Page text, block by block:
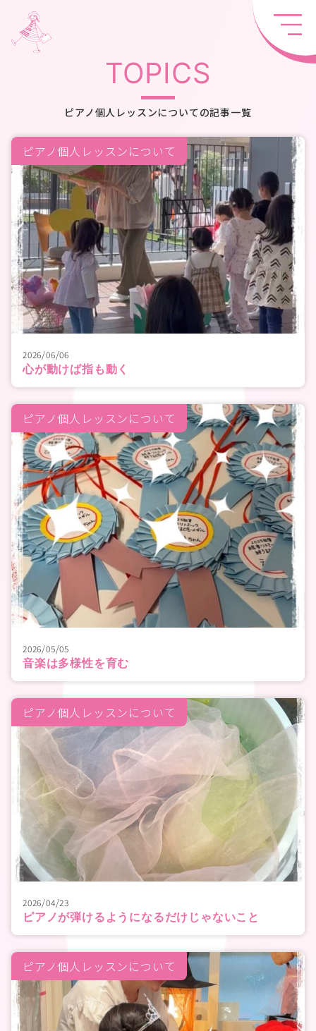
TOPICS
ピアノ個人レッスンについての記事一覧
2026/06/06
心が動けば指も動く
ピアノ個人レッスンについて
2026/05/05
音楽は多様性を育む
ピアノ個人レッスンについて
2026/04/23
ピアノが弾けるようになるだけじゃないこと
ピアノ個人レッスンについて
ピアノ個人レッスンについて